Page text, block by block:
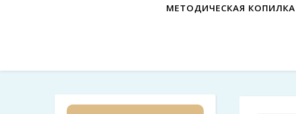
МЕТОДИЧЕСКАЯ КОПИЛКА